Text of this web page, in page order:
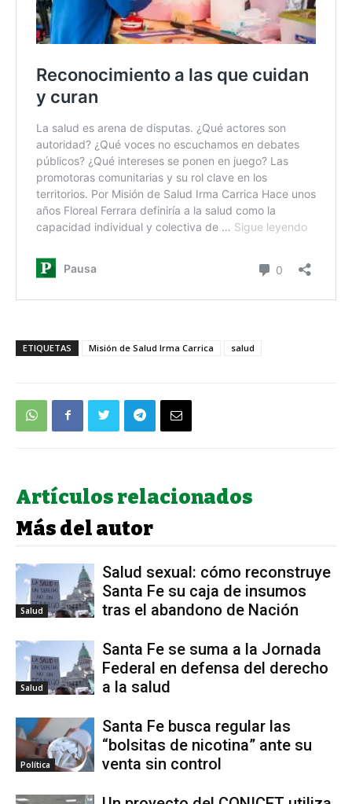
ETIQUETAS Misión de Salud Irma Carrica salud
Artículos relacionados
Más del autor
Salud
Salud sexual: cómo reconstruye
Santa Fe su caja de insumos
tras el abandono de Nación
Salud
Santa Fe se suma a la Jornada
Federal en defensa del derecho
a la salud
Política
Santa Fe busca regular las
“bolsitas de nicotina” ante su
venta sin control